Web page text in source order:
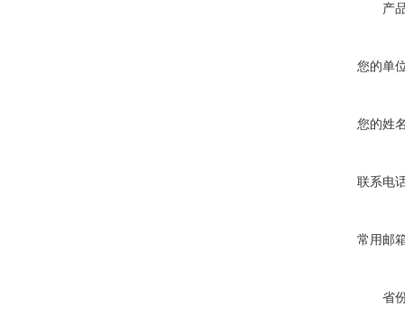
产
您的单
您的姓
联系电
常用邮
省